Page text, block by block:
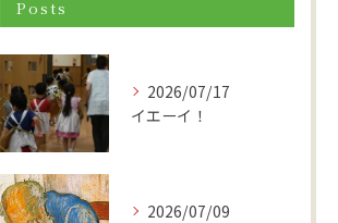
Posts
2026/07/17
イエーイ！
2026/07/09